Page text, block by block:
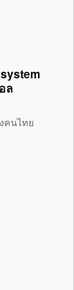
ล
คนไทย